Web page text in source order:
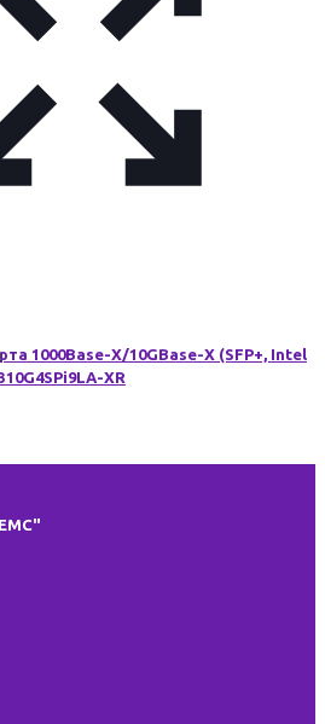
1000Base-X/10GBase-X (SFP+, Intel
XR